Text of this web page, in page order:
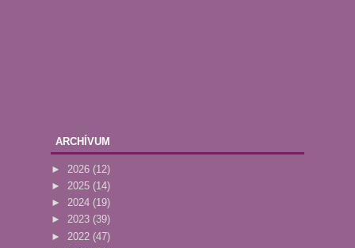
ARCHÍVUM
► 2026 (12)
► 2025 (14)
► 2024 (19)
► 2023 (39)
► 2022 (47)